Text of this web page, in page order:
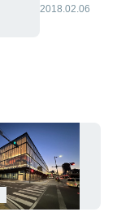
2018.02.06